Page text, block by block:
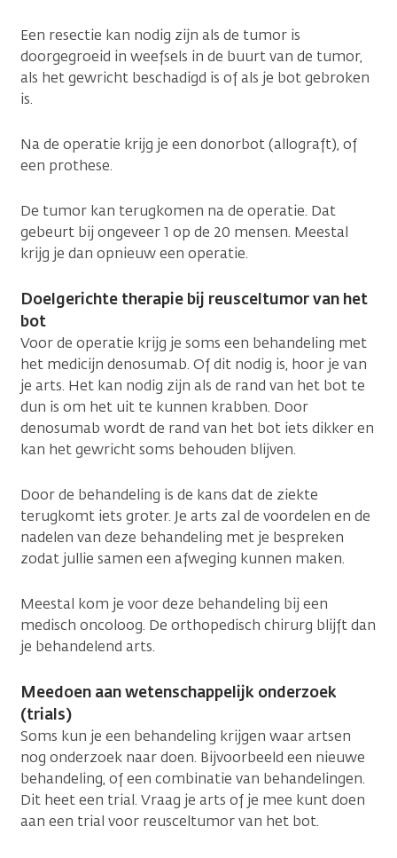
Een resectie kan nodig zijn als de tumor is
doorgegroeid in weefsels in de buurt van de tumor,
als het gewricht beschadigd is of als je bot gebroken
is.
Na de operatie krijg je een donorbot (allograft), of
een prothese.
De tumor kan terugkomen na de operatie. Dat
gebeurt bij ongeveer 1 op de 20 mensen. Meestal
krijg je dan opnieuw een operatie.
Doelgerichte therapie bij reusceltumor van het
bot
Voor de operatie krijg je soms een behandeling met
het medicijn denosumab. Of dit nodig is, hoor je van
je arts. Het kan nodig zijn als de rand van het bot te
dun is om het uit te kunnen krabben. Door
denosumab wordt de rand van het bot iets dikker en
kan het gewricht soms behouden blijven.
Door de behandeling is de kans dat de ziekte
terugkomt iets groter. Je arts zal de voordelen en de
nadelen van deze behandeling met je bespreken
zodat jullie samen een afweging kunnen maken.
Meestal kom je voor deze behandeling bij een
medisch oncoloog. De orthopedisch chirurg blijft dan
je behandelend arts.
Meedoen aan wetenschappelijk onderzoek
(trials)
Soms kun je een behandeling krijgen waar artsen
nog onderzoek naar doen. Bijvoorbeeld een nieuwe
behandeling, of een combinatie van behandelingen.
Dit heet een trial. Vraag je arts of je mee kunt doen
aan een trial voor reusceltumor van het bot.